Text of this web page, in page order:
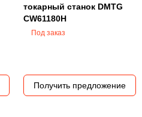
токарный станок DMTG
CW61180H
Под заказ
Получить предложение